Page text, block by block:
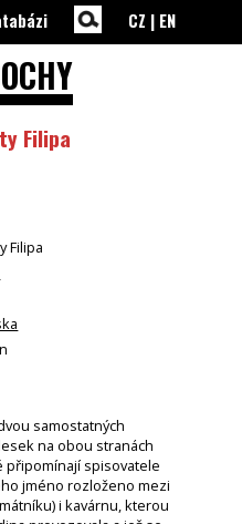
CZ | EN
Filipa
Filipa
samostatných
na obou stranách
připomínají spisovatele
jméno rozloženo mezi
i kavárnu, kterou